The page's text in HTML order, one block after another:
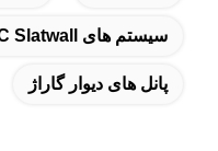
سیستم های PVC Slatwall,پانل های دیواره چوبی
پانل های دیوار گاراژ